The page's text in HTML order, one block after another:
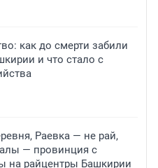
как до смерти забили
и что стало с
Раевка — не рай,
— провинция с
на райцентры Башкирии